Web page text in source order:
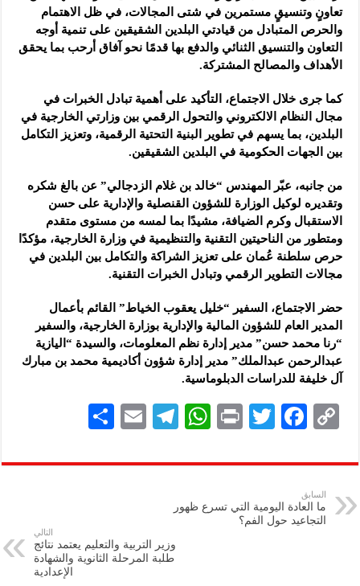
تعاونٍ وتنسيقٍ مستمرين في شتى المجالات، في ظل الاهتمام
والحرص المتبادل من قيادتي البلدين الشقيقين على تنمية أوجه
التعاون والتنسيق الثنائي والدفع بها قدمًا نحو آفاق أرحب بما يحقق
الأهداف والمصالح المشتركة.
كما جرى خلال الاجتماع، التأكيد على أهمية تبادل الخبرات في
مجال النظام الالكتروني والتحول الرقمي بين وزارتي الخارجية في
البلدين، بما يسهم في تطوير البنية التحتية الرقمية، وتعزيز التكامل
بين الجهات الحكومية في البلدين الشقيقين.
من جانبه، عبّر المهندس “خالد بن غلام الزدجالي” عن بالغ شكره
وتقديره لوكيل الوزارة للشؤون القنصلية والإدارية على حسن
الاستقبال وكرم الضيافة، مشيدًا بما لمسه من مستوى متقدم
ومتطور من الناحيتين التقنية والتنظيمية في وزارة الخارجية، مؤكدًا
حرص سلطنة عُمان على تعزيز الشراكة والتكامل بين البلدين في
مجالات التطوير الرقمي وتبادل الخبرات التقنية.
حضر الاجتماع، السفير “خليل يعقوب الخياط” القائم بأعمال
المدير العام للشؤون المالية والإدارية بوزارة الخارجية، والسفير
“رنا محمد حسن” مدير إدارة نظم المعلومات، والسيدة “اليازية
عبدالرحمن عبدالملك” مدير إدارة شؤون أكاديمية محمد بن مبارك
آل خليفة للدراسات الدبلوماسية.
C
p
y
Li
F
eb
k
T
tt
P
nt
W
at
A
p
p
Te
gr
E
ai
ar
السابق
ما العادة اليومية التي تسرع ظهور
التجاعيد حول الفم؟
التالي
وزير التربية والتعليم يعتمد نتائج
طلبة المرحلة الثانوية والشهادة
الإعدادية